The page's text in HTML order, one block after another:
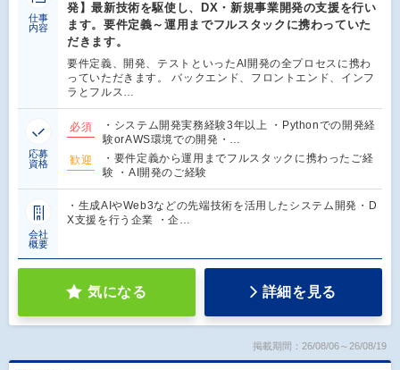
仕事
内容
発】最新技術を駆使し、DX・新規事業開発の支援を行い
ます。要件定義～運用までフルスタックに携わっていた
だきます。
要件定義、開発、テストといったAI開発の全プロセスに携わ
っていただきます。 バックエンド、フロントエンド、インフ
ラとフルス…
応募
資格
必須
・システム開発実務経験3年以上 ・Pythonでの開発経
験orAWS環境での開発・…
歓迎
・要件定義から運用までフルスタックに携わったご経
験 ・AI開発のご経験
会社
概要
・生成AIやWeb3などの先端技術を活用したシステム開発・D
X支援を行う企業 ・企…
気になる 詳細を見る
掲載期間：26/08/06～26/08/19